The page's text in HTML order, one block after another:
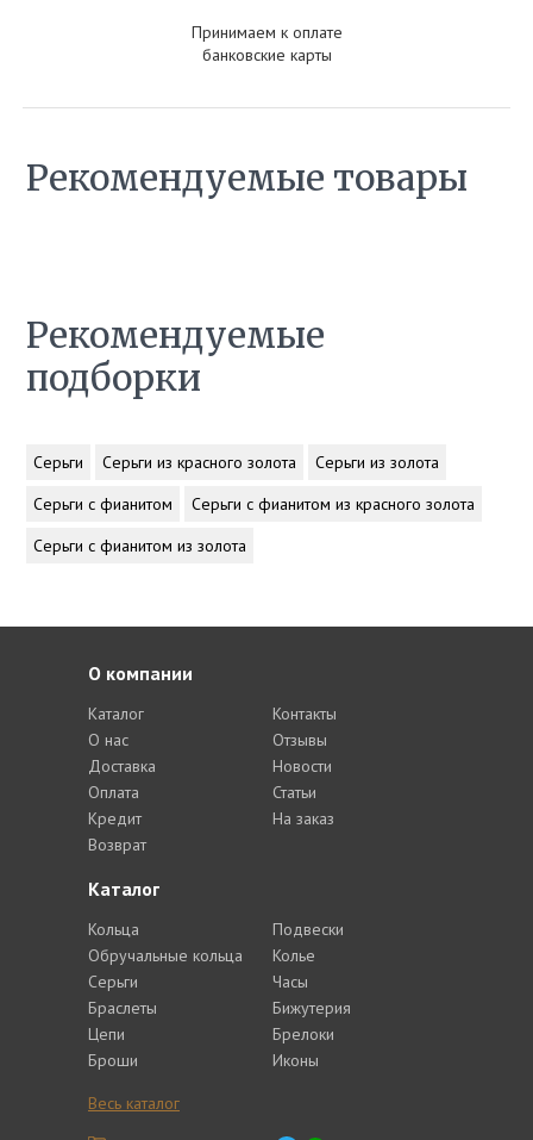
Принимаем к оплате
банковские карты
Рекомендуемые товары
Рекомендуемые
подборки
Серьги Серьги из красного золота
Серьги из золота
Серьги с фианитом
Серьги с фианитом из красного золота
Серьги с фианитом из золота
Каталог
Кольца
Обручальные кольца
Серьги
Браслеты
Цепи
Броши
Подвески
Колье
Часы
Бижутерия
Брелоки
Иконы
Весь каталог
О компании
Каталог
О нас
Доставка
Оплата
Кредит
Возврат
Контакты
Отзывы
Новости
Статьи
На заказ